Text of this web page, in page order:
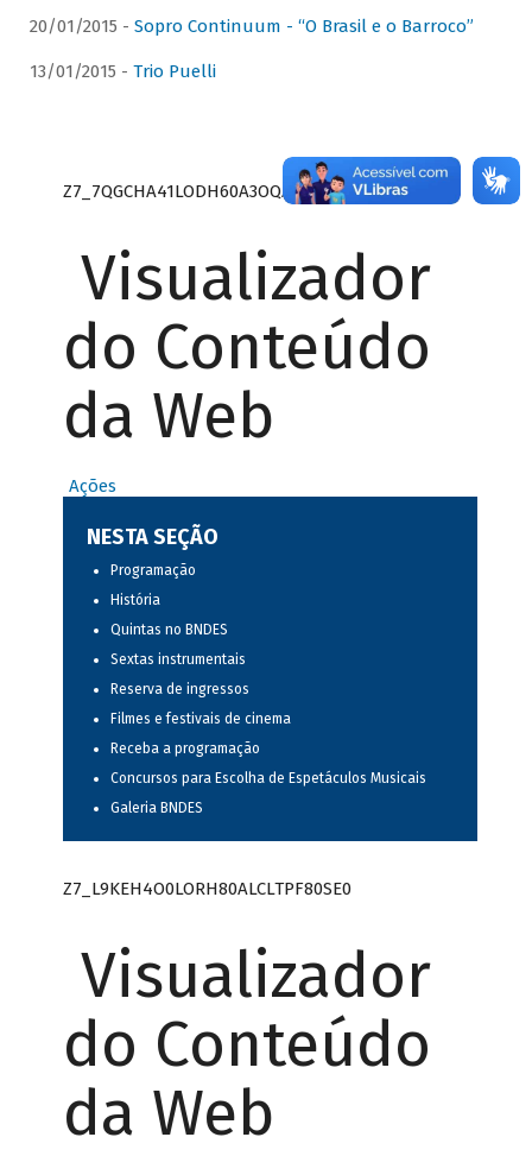
20/01/2015 - Sopro Continuum - “O Brasil e o Barroco”
13/01/2015 - Trio Puelli
Z7_7QGCHA41LODH60A3OQA8RN1415
Visualizador
do Conteúdo
da Web
Ações
NESTA SEÇÃO
Programação
História
Quintas no BNDES
Sextas instrumentais
Reserva de ingressos
Filmes e festivais de cinema
Receba a programação
Concursos para Escolha de Espetáculos Musicais
Galeria BNDES
Z7_L9KEH4O0LORH80ALCLTPF80SE0
Visualizador
do Conteúdo
da Web